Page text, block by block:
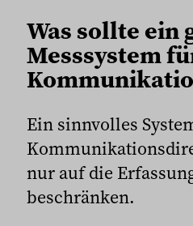
Was sollte ein
Messsystem
Ein sinnvolles
nur auf die
beschränken.